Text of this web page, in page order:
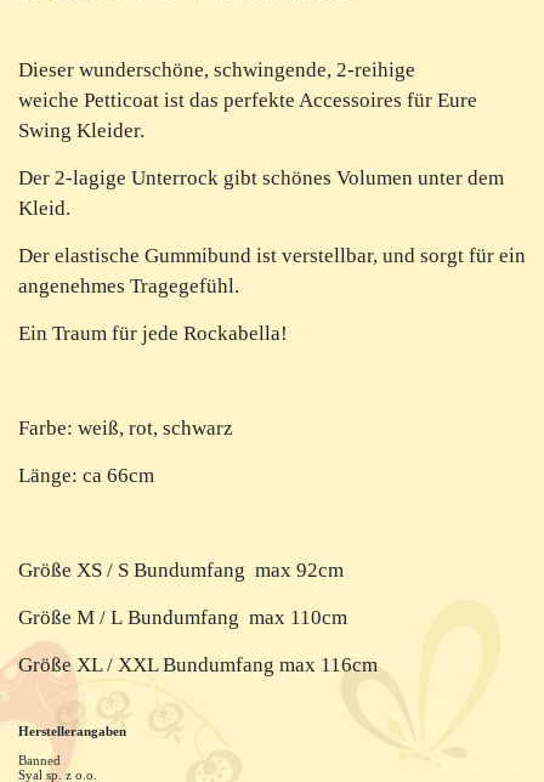
Dieser wunderschöne, schwingende, 2-reihige
weiche Petticoat ist das perfekte Accessoires für Eure
Swing Kleider.
Der 2-lagige Unterrock gibt schönes Volumen unter dem
Kleid.
Der elastische Gummibund ist verstellbar, und sorgt für ein
angenehmes Tragegefühl.
Ein Traum für jede Rockabella!
Farbe: weiß, rot, schwarz
Länge: ca 66cm
Größe XS / S Bundumfang max 92cm
Größe M / L Bundumfang max 110cm
Größe XL / XXL Bundumfang max 116cm
Herstellerangaben
Banned
Syal sp. z o.o.